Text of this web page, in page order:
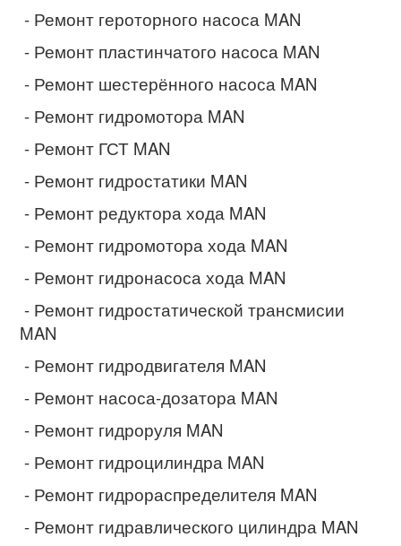
- Ремонт героторного насоса MAN
- Ремонт пластинчатого насоса MAN
- Ремонт шестерённого насоса MAN
- Ремонт гидромотора MAN
- Ремонт ГСТ MAN
- Ремонт гидростатики MAN
- Ремонт редуктора хода MAN
- Ремонт гидромотора хода MAN
- Ремонт гидронасоса хода MAN
- Ремонт гидростатической трансмисии
MAN
- Ремонт гидродвигателя MAN
- Ремонт насоса-дозатора MAN
- Ремонт гидроруля MAN
- Ремонт гидроцилиндра MAN
- Ремонт гидрораспределителя MAN
- Ремонт гидравлического цилиндра MAN